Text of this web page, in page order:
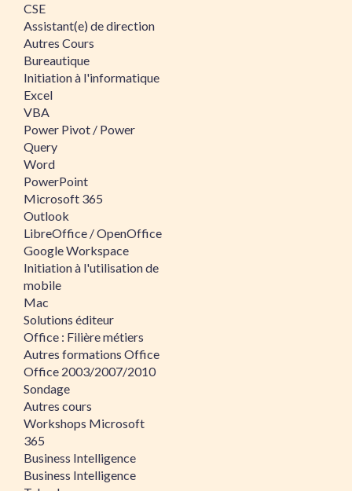
CSE
Assistant(e) de direction
Autres Cours
Bureautique
Initiation à l'informatique
Excel
VBA
Power Pivot / Power
Query
Word
PowerPoint
Microsoft 365
Outlook
LibreOffice / OpenOffice
Google Workspace
Initiation à l'utilisation de
mobile
Mac
Solutions éditeur
Office : Filière métiers
Autres formations Office
Office 2003/2007/2010
Sondage
Autres cours
Workshops Microsoft
365
Business Intelligence
Business Intelligence